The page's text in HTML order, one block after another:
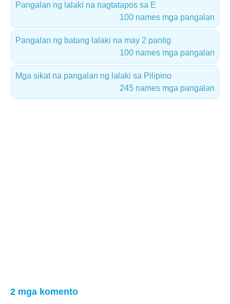
Pangalan ng lalaki na nagtatapos sa E
100 names mga pangalan
Pangalan ng batang lalaki na may 2 pantig
100 names mga pangalan
Mga sikat na pangalan ng lalaki sa Pilipino
245 names mga pangalan
2 mga komento